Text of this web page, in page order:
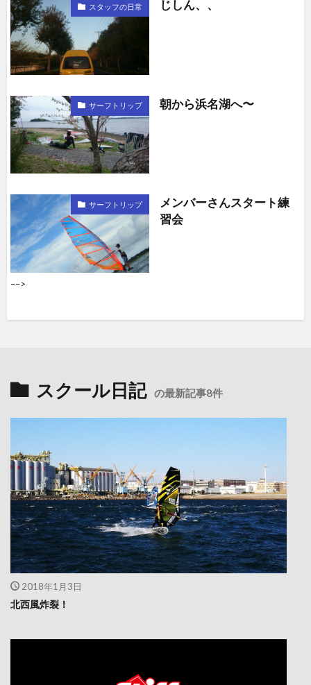
スタッフの日常 じしん、、
サーフトリップ 朝から浜名湖へ〜
サーフトリップ
メンバーさんスタート練
習会
––>
スクール日記 の最新記事8件
2018年1月3日
北西風炸裂！